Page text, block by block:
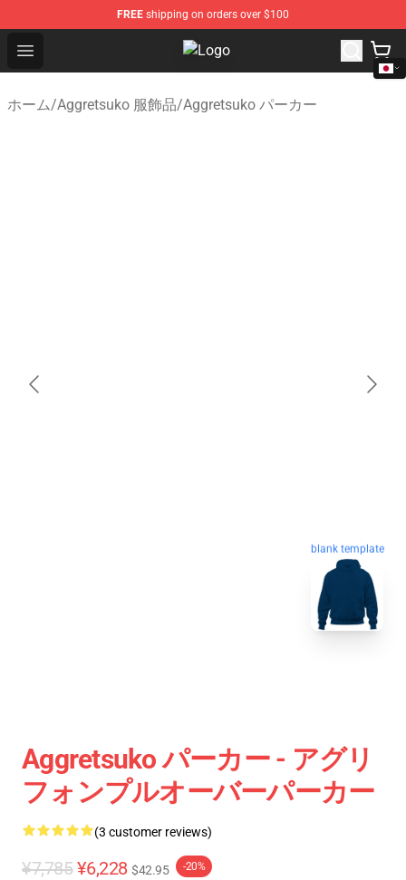
FREE shipping on orders over $100
Open menu Aggretsuko Store - Official
ホーム/Aggretsuko 服飾品/Aggretsuko パーカー
blank template
Aggretsuko パーカー - アグリ
フォンプルオーバーパーカー
(3 customer reviews)
¥7,785 ¥6,228 $42.95 -20%